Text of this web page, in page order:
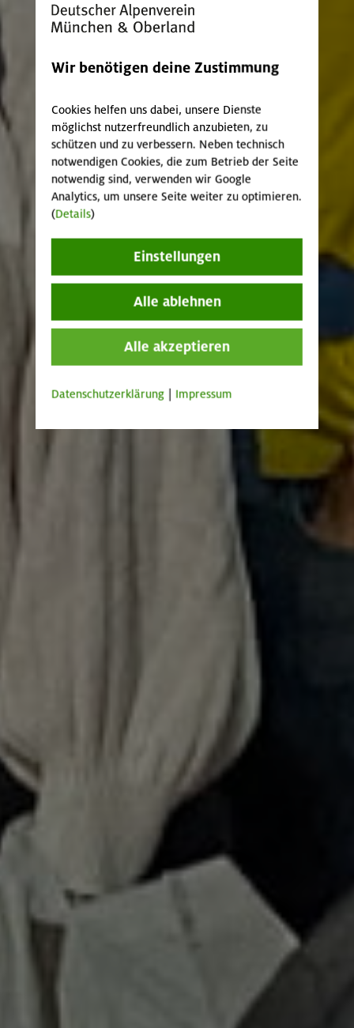
Wir benötigen deine Zustimmung
Cookies helfen uns dabei, unsere Dienste
möglichst nutzerfreundlich anzubieten, zu
schützen und zu verbessern. Neben technisch
notwendigen Cookies, die zum Betrieb der Seite
notwendig sind, verwenden wir Google
Analytics, um unsere Seite weiter zu optimieren.
(Details)
Einstellungen
Alle ablehnen
Alle akzeptieren
Datenschutzerklärung Impressum